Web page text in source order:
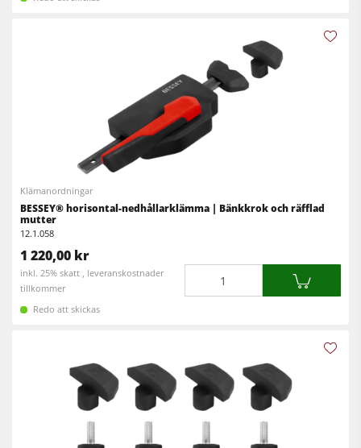
Klämanordningar
BESSEY® horisontal-nedhållarklämma | Bänkkrok och räfflad
mutter
12.1.058
1 220,00 kr
inkl. 25% skatt , leveranskostnader
tillkommer
Redo att skickas